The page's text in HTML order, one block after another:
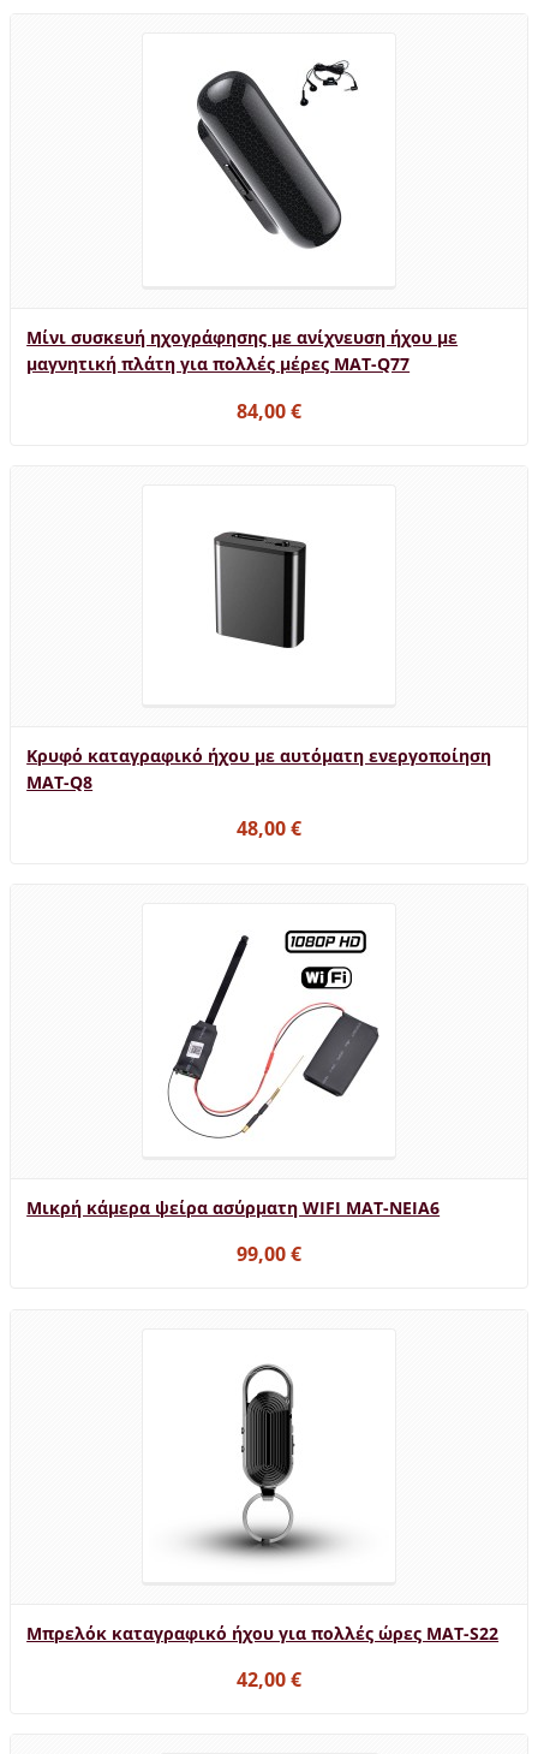
Μίνι συσκευή ηχογράφησης με ανίχνευση ήχου με
μαγνητική πλάτη για πολλές μέρες MAT-Q77
84,00 €
Κρυφό καταγραφικό ήχου με αυτόματη ενεργοποίηση
MAT-Q8
48,00 €
Μικρή κάμερα ψείρα ασύρματη WIFI MAT-NEIA6
99,00 €
Μπρελόκ καταγραφικό ήχου για πολλές ώρες MAT-S22
42,00 €